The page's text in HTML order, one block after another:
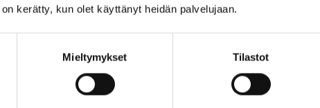
kerätty, kun olet käyttänyt heidän palvelujaan.
Mieltymykset Tilastot
työelämäasioiden johtaja ja osallistui